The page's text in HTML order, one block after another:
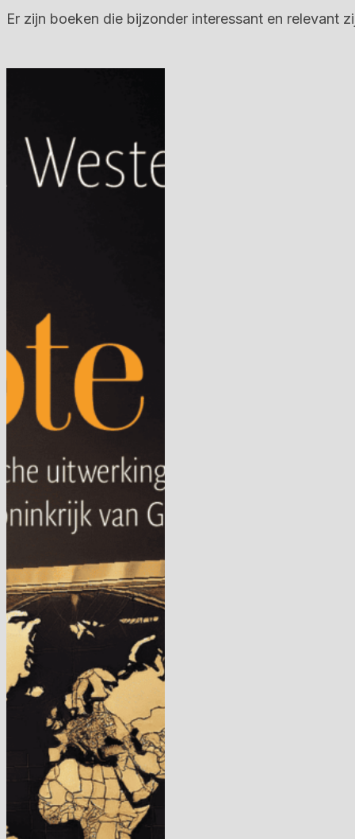
Er zijn boeken die bijzonder interessant en relevant